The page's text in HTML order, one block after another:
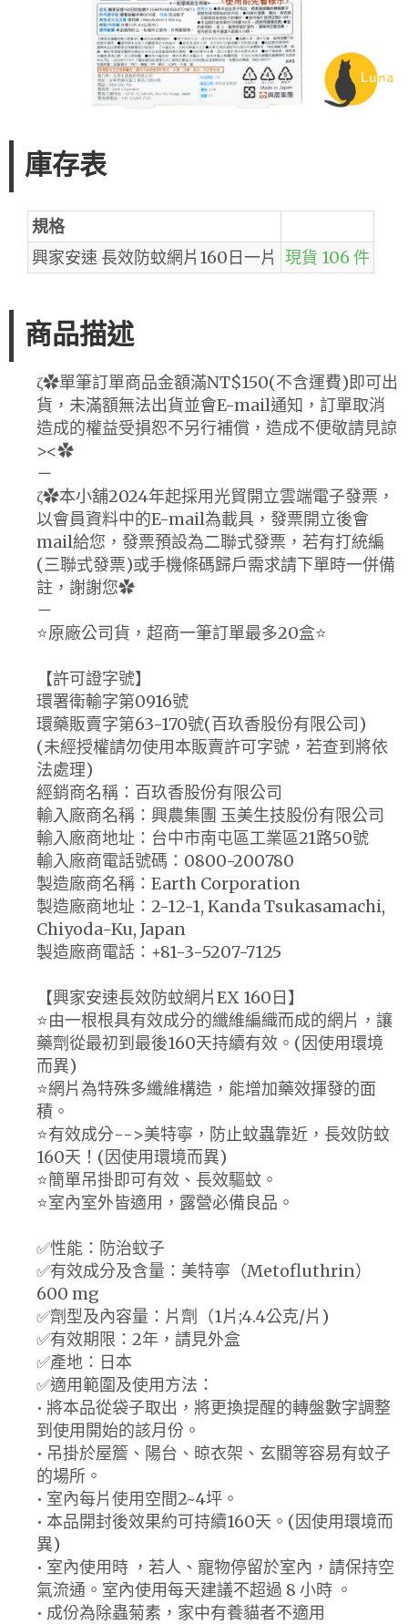
庫存表
規格
興家安速 長效防蚊網片160日一片 現貨 106 件
商品描述
ζ✿單筆訂單商品金額滿NT$150(不含運費)即可出
貨，未滿額無法出貨並會E-mail通知，訂單取消
造成的權益受損恕不另行補償，造成不便敬請見諒
><✿
－
ζ✿本小舖2024年起採用光貿開立雲端電子發票，
以會員資料中的E-mail為載具，發票開立後會
mail給您，發票預設為二聯式發票，若有打統編
(三聯式發票)或手機條碼歸戶需求請下單時一併備
註，謝謝您✿
－
⭐️原廠公司貨，超商一筆訂單最多20盒⭐️
【許可證字號】
環署衛輸字第0916號
環藥販賣字第63-170號(百玖香股份有限公司)
(未經授權請勿使用本販賣許可字號，若查到將依
法處理)
經銷商名稱：百玖香股份有限公司
輸入廠商名稱：興農集團 玉美生技股份有限公司
輸入廠商地址：台中市南屯區工業區21路50號
輸入廠商電話號碼：0800-200780
製造廠商名稱：Earth Corporation
製造廠商地址：2-12-1, Kanda Tsukasamachi,
Chiyoda-Ku, Japan
製造廠商電話：+81-3-5207-7125
【興家安速長效防蚊網片EX 160日】
⭐️由一根根具有效成分的纖維編織而成的網片，讓
藥劑從最初到最後160天持續有效。(因使用環境
而異)
⭐️網片為特殊多纖維構造，能增加藥效揮發的面
積。
⭐️有效成分-->美特寧，防止蚊蟲靠近，長效防蚊
160天！(因使用環境而異)
⭐️簡單吊掛即可有效、長效驅蚊。
⭐️室內室外皆適用，露營必備良品。
✅性能：防治蚊子
✅有效成分及含量：美特寧（Metofluthrin）
600 mg
✅劑型及內容量：片劑（1片;4.4公克/片)
✅有效期限：2年，請見外盒
✅產地：日本
✅適用範圍及使用方法：
• 將本品從袋子取出，將更換提醒的轉盤數字調整
到使用開始的該月份。
• 吊掛於屋簷、陽台、晾衣架、玄關等容易有蚊子
的場所。
• 室內每片使用空間2~4坪。
• 本品開封後效果約可持續160天。(因使用環境而
異)
• 室內使用時 ，若人、寵物停留於室內，請保持空
氣流通。室內使用每天建議不超過 8 小時 。
• 成份為除蟲菊素，家中有養貓者不適用